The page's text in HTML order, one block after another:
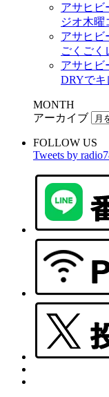
アサヒビ
ジオ木曜
アサヒビ
ごくごく
アサヒビ
DRYでキ
MONTH
アーカイブ
FOLLOW US
Tweets by